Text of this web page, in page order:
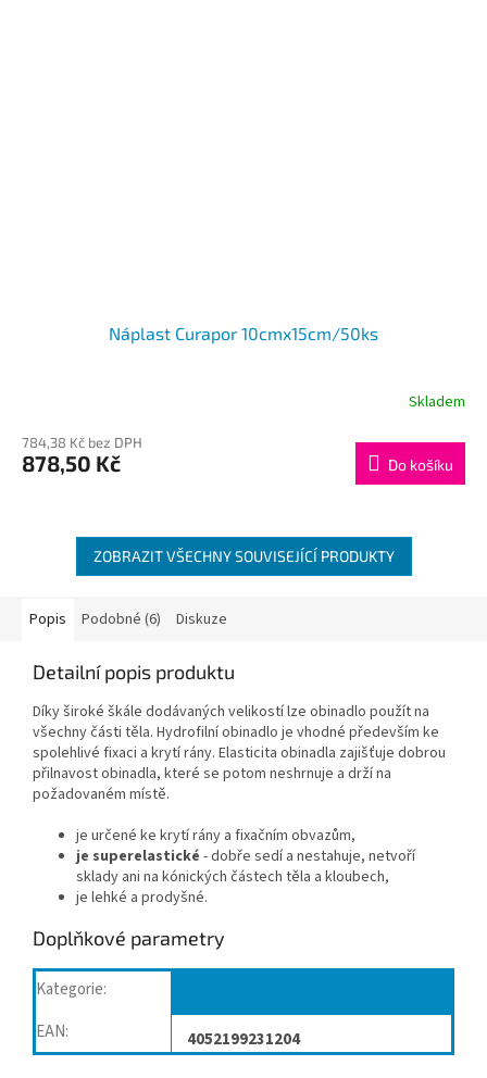
Náplast Curapor 10cmx15cm/50ks
Skladem
784,38 Kč bez DPH
878,50 Kč Do košíku
ZOBRAZIT VŠECHNY SOUVISEJÍCÍ PRODUKTY
Popis Podobné (6) Diskuze
Detailní popis produktu
Díky široké škále dodávaných velikostí lze obinadlo použít na
všechny části těla. Hydrofilní obinadlo je vhodné především ke
spolehlivé fixaci a krytí rány. Elasticita obinadla zajišťuje dobrou
přilnavost obinadla, které se potom neshrnuje a drží na
požadovaném místě.
je určené ke krytí rány a fixačním obvazům,
je superelastické - dobře sedí a nestahuje, netvoří
sklady ani na kónických částech těla a kloubech,
je lehké a prodyšné.
Doplňkové parametry
Kategorie:
EAN: 4052199231204